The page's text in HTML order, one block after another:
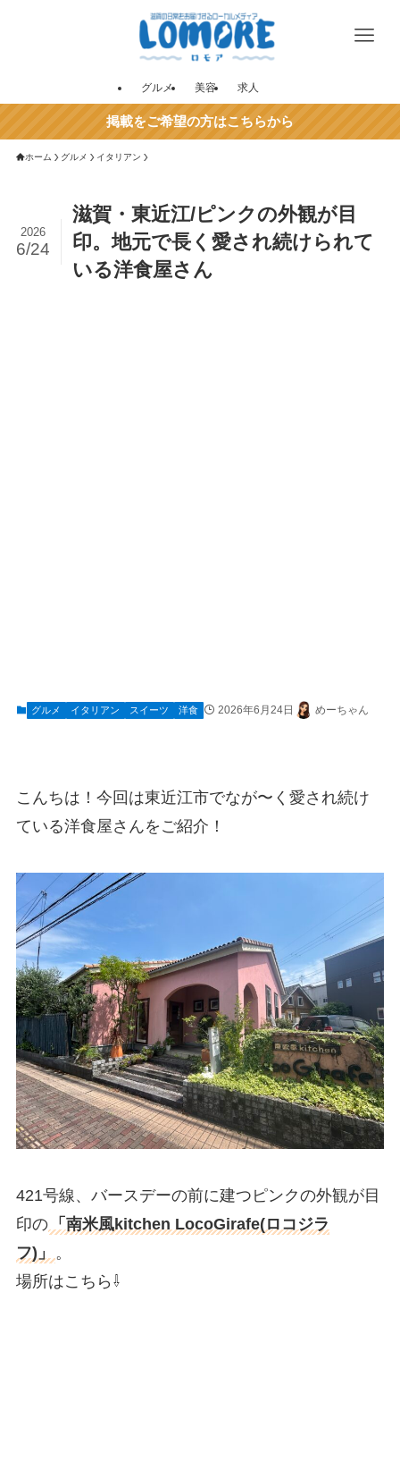
グルメ 美容 求人
掲載をご希望の方はこちらから
ホーム グルメ イタリアン
滋賀・東近江/ピンクの外観が目
印。地元で長く愛され続けられて
いる洋食屋さん
2026
6/24
グルメ イタリアン スイーツ 洋食 2026年6月24日 めーちゃん
こんちは！今回は東近江市でなが〜く愛され続け
ている洋食屋さんをご紹介！
421号線、バースデーの前に建つピンクの外観が目
印の 「南米風kitchen LocoGirafe(ロコジラ
フ)」
。
場所はこちら⇩